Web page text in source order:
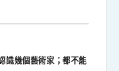
識幾個藝術家；都不能